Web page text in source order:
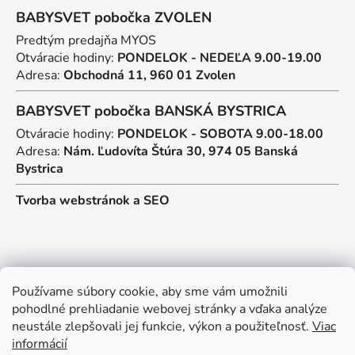
Používame súbory cookie, aby sme vám umožnili
pohodlné prehliadanie webovej stránky a vďaka analýze
neustále zlepšovali jej funkcie, výkon a použiteľnosť. Viac
informácií
BABYSVET pobočka ZVOLEN
Predtým predajňa MYOS
Otváracie hodiny: PONDELOK - NEDEĽA 9.00-19.00
Adresa: Obchodná 11, 960 01 Zvolen
BABYSVET pobočka BANSKÁ BYSTRICA
Otváracie hodiny: PONDELOK - SOBOTA 9.00-18.00
Adresa: Nám. Ľudovíta Štúra 30, 974 05 Banská
Bystrica
Tvorba webstránok a SEO
Kontakt
predajna@myos.sk